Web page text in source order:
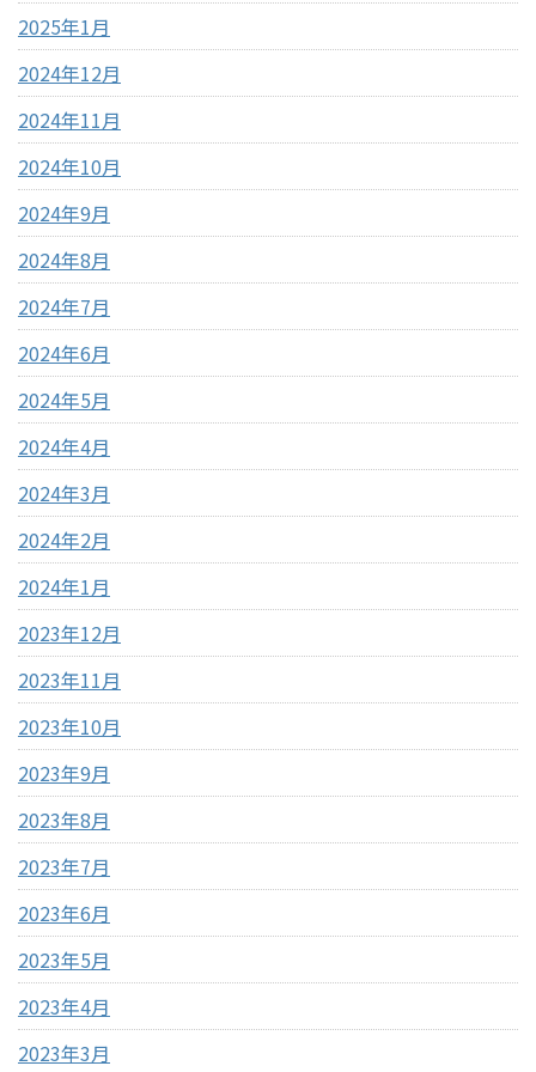
2025年1月
2024年12月
2024年11月
2024年10月
2024年9月
2024年8月
2024年7月
2024年6月
2024年5月
2024年4月
2024年3月
2024年2月
2024年1月
2023年12月
2023年11月
2023年10月
2023年9月
2023年8月
2023年7月
2023年6月
2023年5月
2023年4月
2023年3月